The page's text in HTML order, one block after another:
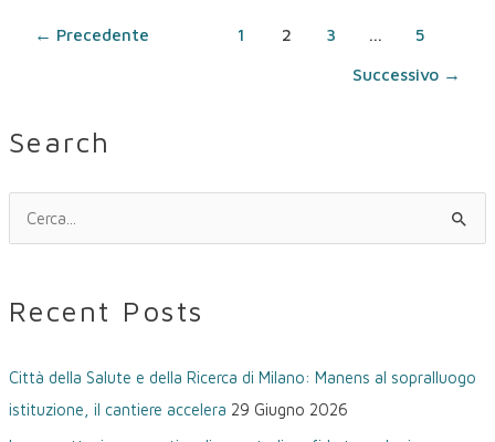
Search
c
:
Recent Posts
Città della Salute e della Ricerca di Milano: Manens al sopralluogo
istituzione, il cantiere accelera 29 Giugno 2026
← Precedente 1 2 3 … 5
Successivo →